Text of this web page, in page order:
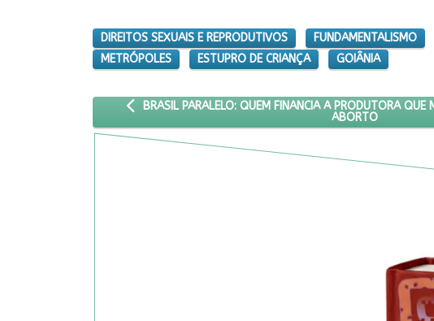
DIREITOS SEXUAIS E REPRODUTIVOS FUNDAMENTALISMO
METRÓPOLES
ESTUPRO DE CRIANÇA GOIÂNIA
ARTIGO ANTERIOR: BRASIL PARALELO: QUEM FINANCIA A
BRASIL PARALELO: QUEM FINANCIA A PRODUTORA
ABORTO